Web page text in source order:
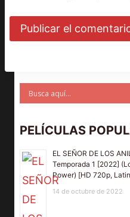
PELÍCULAS
EL SEÑOR DE LOS
Temporada 1 [2022]
Power) [HD 720p,
14 de octubre de 2022